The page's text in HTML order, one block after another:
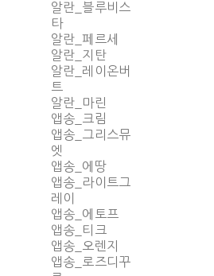
알란_블루비스
타
알란_페르세
알란_지탄
알란_레이온버
트
알란_마린
앱송_크림
앱송_그리스뮤
엣
앱송_에땅
앱송_라이트그
레이
앱송_에토프
앱송_티크
앱송_오렌지
앱송_로즈디꾸